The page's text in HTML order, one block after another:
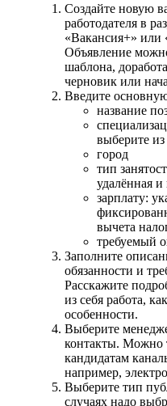
Создайте новую
работодателя в
«Вакансия+» или
Объявление
шаблона,
черновик или
Введите
название
выберите
город
тип
удалённая и
зарплату:
вычета
требуемый
Заполните
обязанности и
Расскажите
из себя работа,
особенности.
Выберите
контакты. Можно
кандидатам
например,
Выберите тип
случаях надо